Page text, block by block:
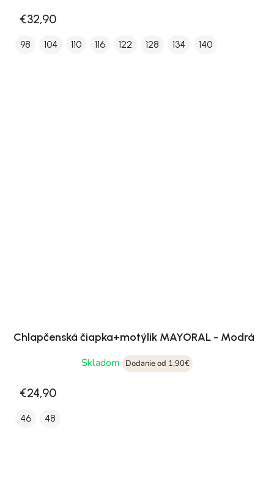
€32,90
98 104 110 116 122 128 134 140
Chlapčenská čiapka+motýlik MAYORAL - Modrá
Skladom
Dodanie od 1,90€
€24,90
46 48